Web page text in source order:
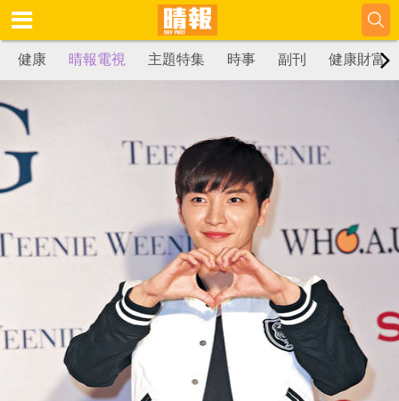
健康 晴報電視 主題特集 時事 副刊 健康財富